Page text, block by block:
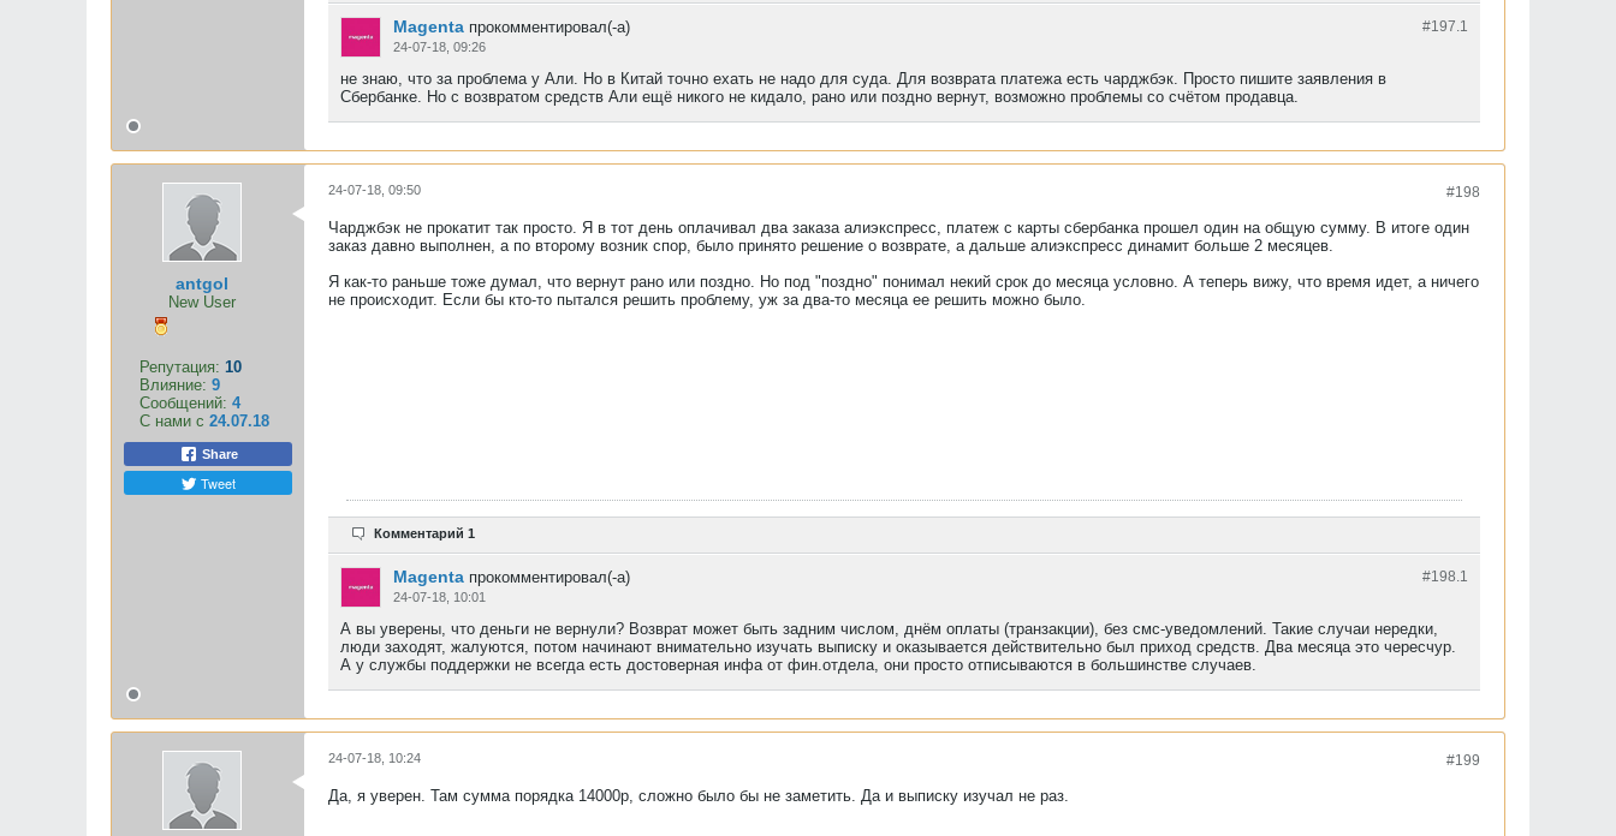
#197.1
Magenta прокомментировал(-а)
24-07-18, 09:26
не знаю, что за проблема у Али. Но в Китай точно ехать не надо для суда. Для возврата платежа есть чарджбэк. Просто пишите заявления в
Сбербанке. Но с возвратом средств Али ещё никого не кидало, рано или поздно вернут, возможно проблемы со счётом продавца.
antgol
New User
Репутация: 10
Влияние: 9
Сообщений: 4
С нами с 24.07.18
Share
Tweet
#198
24-07-18, 09:50
Чарджбэк не прокатит так просто. Я в тот день оплачивал два заказа алиэкспресс, платеж с карты сбербанка прошел один на общую сумму. В итоге один
заказ давно выполнен, а по второму возник спор, было принято решение о возврате, а дальше алиэкспресс динамит больше 2 месяцев.
Я как-то раньше тоже думал, что вернут рано или поздно. Но под "поздно" понимал некий срок до месяца условно. А теперь вижу, что время идет, а ничего
не происходит. Если бы кто-то пытался решить проблему, уж за два-то месяца ее решить можно было.
Комментарий 1
#198.1
Magenta прокомментировал(-а)
24-07-18, 10:01
А вы уверены, что деньги не вернули? Возврат может быть задним числом, днём оплаты (транзакции), без смс-уведомлений. Такие случаи нередки,
люди заходят, жалуются, потом начинают внимательно изучать выписку и оказывается действительно был приход средств. Два месяца это чересчур.
А у службы поддержки не всегда есть достоверная инфа от фин.отдела, они просто отписываются в большинстве случаев.
#199
24-07-18, 10:24
Да, я уверен. Там сумма порядка 14000р, сложно было бы не заметить. Да и выписку изучал не раз.